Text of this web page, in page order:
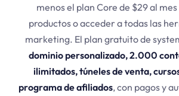
menos el plan Core de $29 al
productos o acceder a todas las
marketing. El plan gratuito de
dominio personalizado, 2.000
ilimitados, túneles de venta,
programa de afiliados, con pagos y